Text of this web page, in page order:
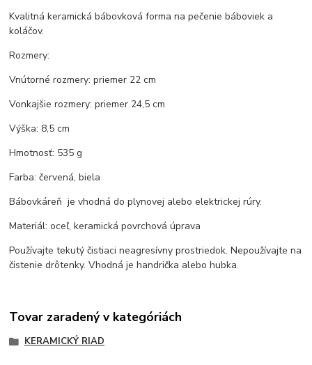
Kvalitná keramická bábovková forma na pečenie báboviek a
koláčov.
Rozmery:
Vnútorné rozmery: priemer 22 cm
Vonkajšie rozmery: priemer 24,5 cm
Výška: 8,5 cm
Hmotnosť: 535 g
Farba: červená, biela
Bábovkáreň je vhodná do plynovej alebo elektrickej rúry.
Materiál: oceľ, keramická povrchová úprava
Používajte tekutý čistiaci neagresívny prostriedok. Nepoužívajte na
čistenie drôtenky. Vhodná je handrička alebo hubka.
Tovar zaradený v kategóriách
KERAMICKÝ RIAD